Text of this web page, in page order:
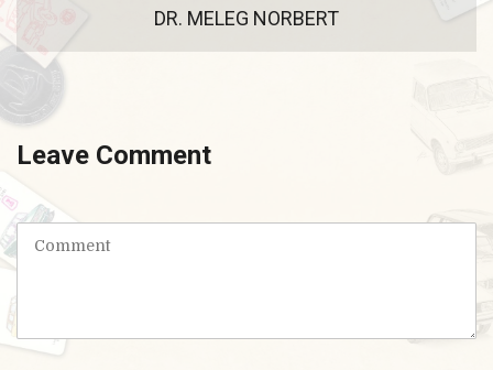
DR. MELEG NORBERT
Leave Comment
C
o
n